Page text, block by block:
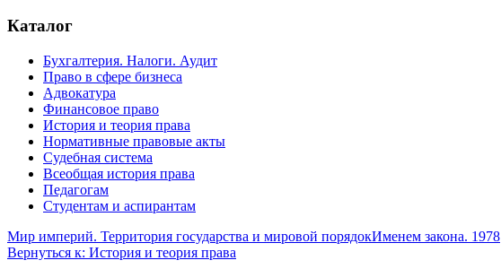
Каталог
Бухгалтерия. Налоги. Аудит
Право в сфере бизнеса
Адвокатура
Финансовое право
История и теория права
Нормативные правовые акты
Судебная система
Всеобщая история права
Педагогам
Студентам и аспирантам
Мир империй. Территория государства и мировой порядокИменем закона. 1978
Вернуться к: История и теория права